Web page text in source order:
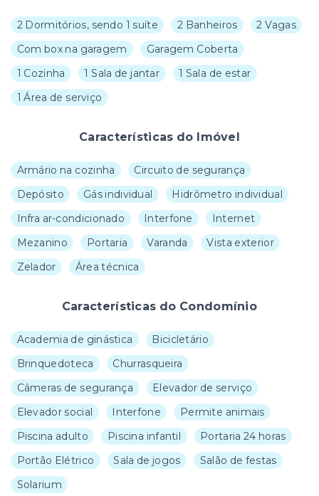
2 Dormitórios, sendo 1 suíte 2 Banheiros
2 Vagas
Com box na garagem
Garagem Coberta
1 Cozinha
1 Sala de jantar
1 Sala de estar
1 Área de serviço
Características do Imóvel
Armário na cozinha
Circuito de segurança
Depósito
Gás individual
Hidrômetro individual
Infra ar-condicionado
Interfone
Internet
Mezanino
Portaria Varanda
Vista exterior
Zelador
Área técnica
Características do Condomínio
Academia de ginástica
Bicicletário
Brinquedoteca
Churrasqueira
Câmeras de segurança
Elevador de serviço
Elevador social
Interfone
Permite animais
Piscina adulto
Piscina infantil
Portaria 24 horas
Portão Elétrico
Sala de jogos
Salão de festas
Solarium